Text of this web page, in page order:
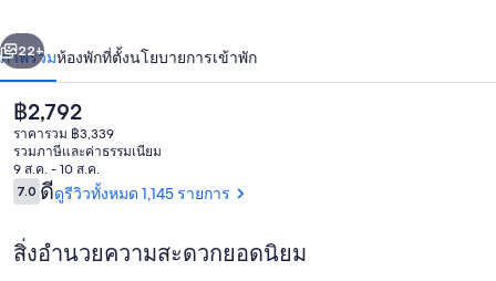
นาดา
า
ถัดไป
22+
ภาพรวมห้องพักที่ตั้งนโยบายการเข้าพัก
ราคา
ปัจจุบัน
฿2,792
฿2,792
ราคารวม ฿3,339
รวมภาษีและค่าธรรมเนียม
9 ส.ค. - 10 ส.ค.
รีวิว
7.07.0 จาก 10
ดีดูรีวิวทั้งหมด 1,145 รายการ
สิ่งอำนวยความสะดวกยอดนิยม